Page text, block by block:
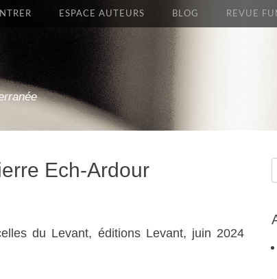
ESPACE AUTEURS BLOG REVUE
Ech-Ardour
du Levant, éditions Levant, juin 2024